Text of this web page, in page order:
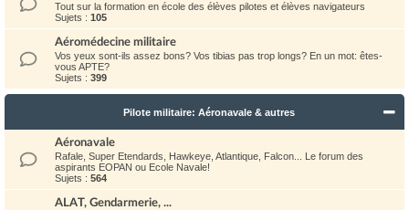
Tout sur la formation en école des élèves pilotes et élèves navigateurs
Sujets : 105
Aéromédecine militaire
Vos yeux sont-ils assez bons? Vos tibias pas trop longs? En un mot: êtes-
vous APTE?
Sujets : 399
Pilote militaire: Aéronavale & autres
Aéronavale
Rafale, Super Etendards, Hawkeye, Atlantique, Falcon... Le forum des
aspirants EOPAN ou Ecole Navale!
Sujets : 564
ALAT, Gendarmerie, ...